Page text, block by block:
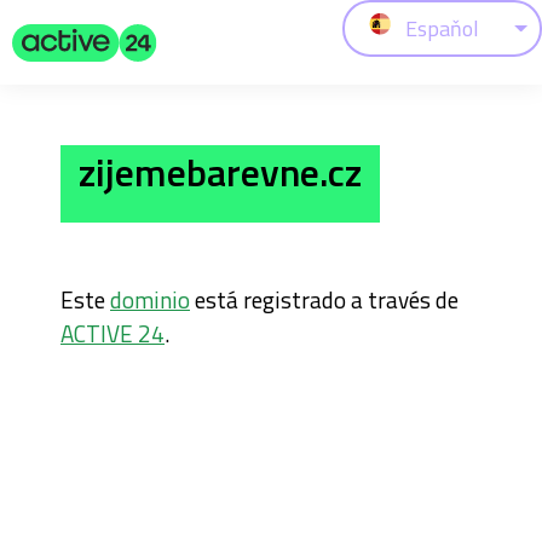
Espaňol
zijemebarevne.cz
Estedominioestá registrado a través de
ACTIVE 24.